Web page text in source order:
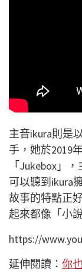
主音ikura則是
手，她於2019
「Jukebox」
可以聽到ikura
故事的特點正
起來都像「小
https://
延伸閱讀： 你